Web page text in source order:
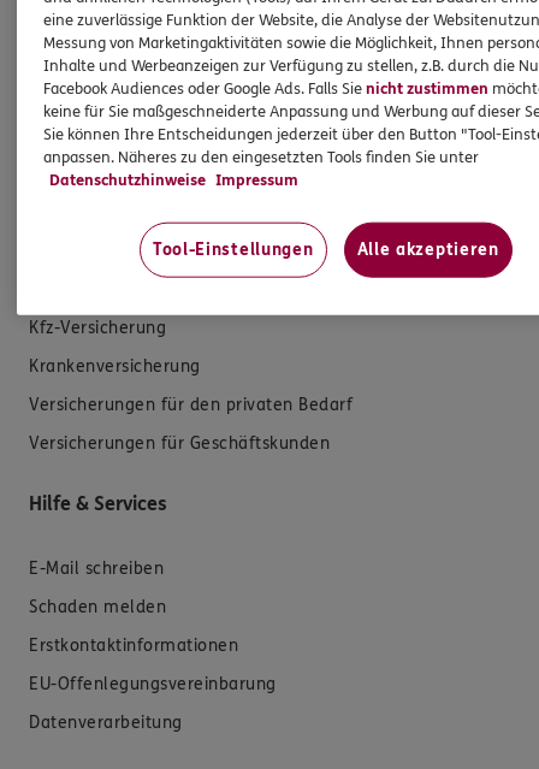
Mehr erfahren
Kfz-Versicherung
Krankenversicherung
Versicherungen für den privaten Bedarf
Versicherungen für Geschäftskunden
Hilfe & Services
E-Mail schreiben
Schaden melden
Erstkontaktinformationen
EU-Offenlegungsvereinbarung
Datenverarbeitung
eine zuverlässige Funktion der Website, die Analyse der
Messung von Marketingaktivitäten sowie die Möglichkeit, Ihnen
Inhalte und Werbeanzeigen zur Verfügung zu stellen, z.B. durch die
Facebook Audiences oder Google Ads. Falls Sienicht zustimmen
keine für Sie maßgeschneiderte Anpassung und Werbung auf dieser
Sie können Ihre Entscheidungen jederzeit über den Button "Tool-
anpassen. Näheres zu den eingesetzten Tools finden Sie unter
Datenschutzhinweise Impressum
Tool-Einstellungen Alle akzeptieren